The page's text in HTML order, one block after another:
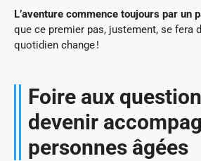
L’aventure commence toujours par un
que ce premier pas, justement, se fera
quotidien change !
Foire aux
devenir
personnes âgées